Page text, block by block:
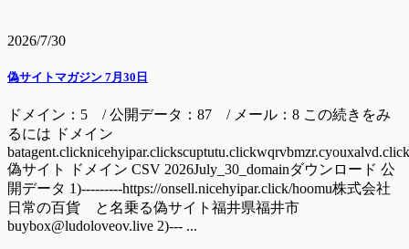
2026/7/30
偽サイトマガジン 7月30日
ドメイン：5 / 公開データ：87 / メール：8 この続きをみ
るには ドメイン
batagent.clicknicehyipar.clickscuptutu.clickwqrvbmzr.cyouxalvd.click
偽サイト ドメイン CSV 2026July_30_domainダウンロード 公
開データ 1)---------https://onsell.nicehyipar.click/hoomu株式会社
日常の百貨 と名乗る偽サイト福井県福井市
buybox@ludoloveov.live 2)--- ...